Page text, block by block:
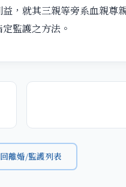
，就其三親等旁系血親尊
監護之方法。
離婚/監護列表